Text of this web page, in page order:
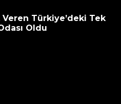
Veren Türkiye’deki Tek
Oldu